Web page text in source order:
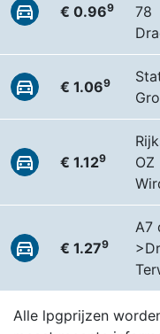
€ 0.969
78
€ 1.069
€ 1.129
OZ
€ 1.279
A7
Alle lpgprijzen